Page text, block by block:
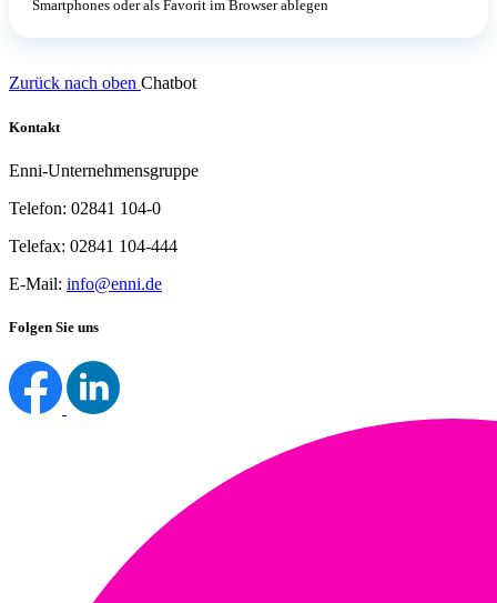
Smartphones oder als Favorit im Browser ablegen
Zurück nach oben Chatbot
Kontakt
Enni-Unternehmensgruppe
Telefon: 02841 104-0
Telefax: 02841 104-444
E-Mail: info@enni.de
Folgen Sie uns